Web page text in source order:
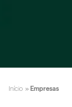
Início » Empresas